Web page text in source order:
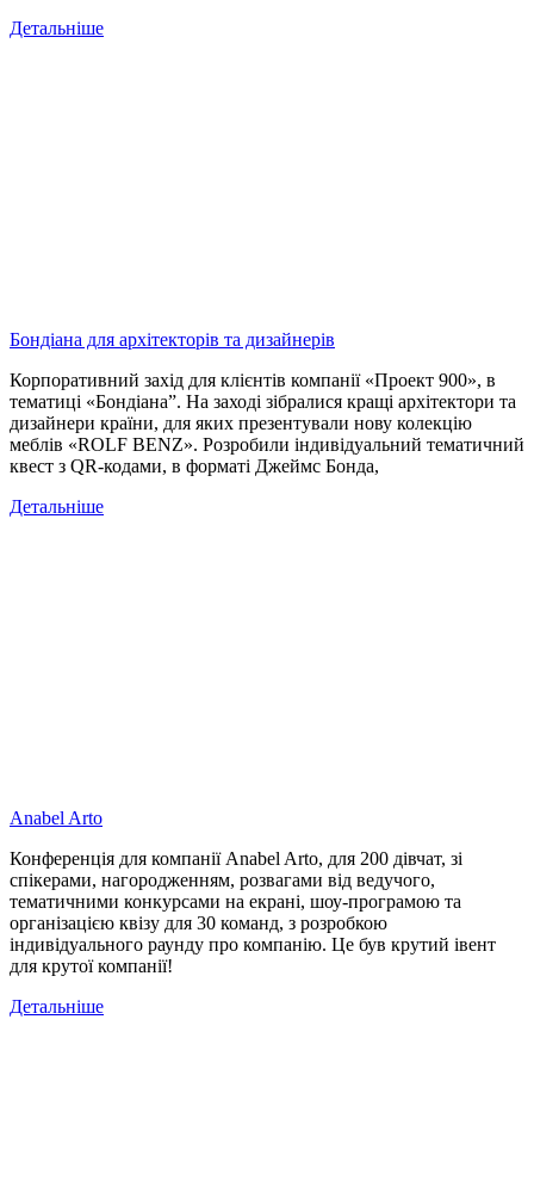
Детальніше
Бондіана для архітекторів та дизайнерів
Корпоративний захід для клієнтів компанії «Проект 900», в
тематиці «Бондіана”. На заході зібралися кращі архітектори та
дизайнери країни, для яких презентували нову колекцію
меблів «ROLF BENZ». Розробили індивідуальний тематичний
квест з QR-кодами, в форматі Джеймс Бонда,
Детальніше
Anabel Arto
Конференція для компанії Anabel Arto, для 200 дівчат, зі
спікерами, нагородженням, розвагами від ведучого,
тематичними конкурсами на екрані, шоу-програмою та
організацією квізу для 30 команд, з розробкою
індивідуального раунду про компанію. Це був крутий івент
для крутої компанії!
Детальніше